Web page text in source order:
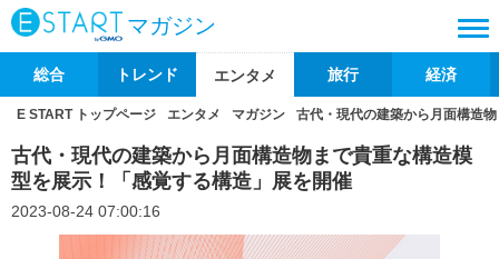
マガジン
総合 トレンド エンタメ 旅行 経済
E START トップページ エンタメ マガジン 古代・現代の建築から月面構造
古代・現代の建築から月面構造物まで貴重な構造模
型を展示！「感覚する構造」展を開催
2023-08-24 07:00:16